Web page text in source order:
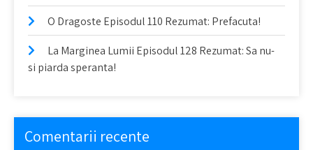
O Dragoste Episodul 110 Rezumat: Prefacuta!
La Marginea Lumii Episodul 128 Rezumat: Sa nu-
si piarda speranta!
Comentarii recente